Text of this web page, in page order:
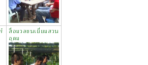
สื่อมวลชนเยี่ยมสวน
อุดม